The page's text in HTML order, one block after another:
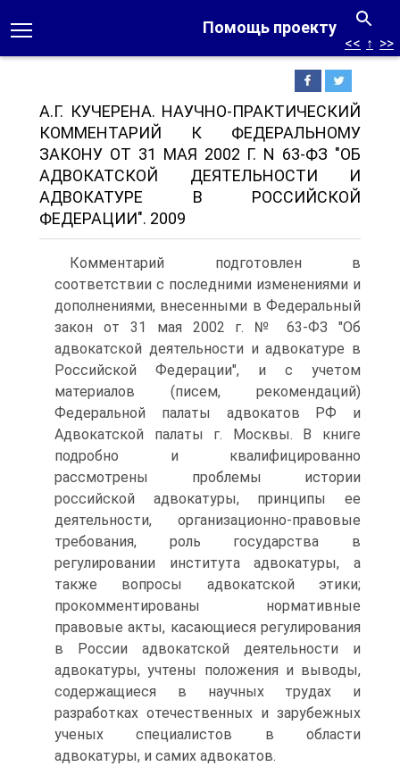
Помощь проекту
<< ↑ >>
А.Г. КУЧЕРЕНА. НАУЧНО-ПРАКТИЧЕСКИЙ
КОММЕНТАРИЙ К ФЕДЕРАЛЬНОМУ
ЗАКОНУ ОТ 31 МАЯ 2002 Г. N 63-ФЗ "ОБ
АДВОКАТСКОЙ ДЕЯТЕЛЬНОСТИ И
АДВОКАТУРЕ В РОССИЙСКОЙ
ФЕДЕРАЦИИ". 2009
Комментарий подготовлен в
соответствии с последними изменениями и
дополнениями, внесенными в Федеральный
закон от 31 мая 2002 г. № 63-ФЗ "Об
адвокатской деятельности и адвокатуре в
Российской Федерации", и с учетом
материалов (писем, рекомендаций)
Федеральной палаты адвокатов РФ и
Адвокатской палаты г. Москвы. В книге
подробно и квалифицированно
рассмотрены проблемы истории
российской адвокатуры, принципы ее
деятельности, организационно-правовые
требования, роль государства в
регулировании института адвокатуры, а
также вопросы адвокатской этики;
прокомментированы нормативные
правовые акты, касающиеся регулирования
в России адвокатской деятельности и
адвокатуры, учтены положения и выводы,
содержащиеся в научных трудах и
разработках отечественных и зарубежных
ученых специалистов в области
адвокатуры, и самих адвокатов.